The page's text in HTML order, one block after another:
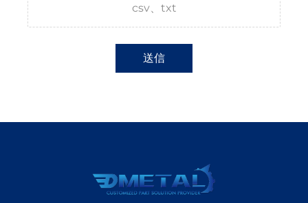
csv、txt
送信